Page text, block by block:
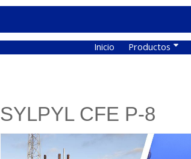
Inicio Productos
SYLPYL CFE P-8